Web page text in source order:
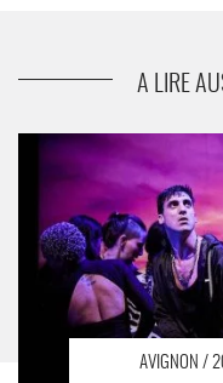
A LIRE
AVIGNON /
« A Noiva e o Boa Noite
l’artiste brésilienne
violences faites aux
Avignon Festival